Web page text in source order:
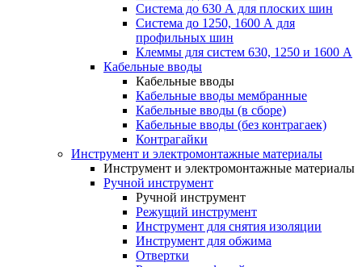
Система до 630 А для плоских шин
Система до 1250, 1600 А для
профильных шин
Клеммы для систем 630, 1250 и 1600 А
Кабельные вводы
Кабельные вводы
Кабельные вводы мембранные
Кабельные вводы (в сборе)
Кабельные вводы (без контрагаек)
Контрагайки
Инструмент и электромонтажные материалы
Инструмент и электромонтажные материалы
Ручной инструмент
Ручной инструмент
Режущий инструмент
Инструмент для снятия изоляции
Инструмент для обжима
Отвертки